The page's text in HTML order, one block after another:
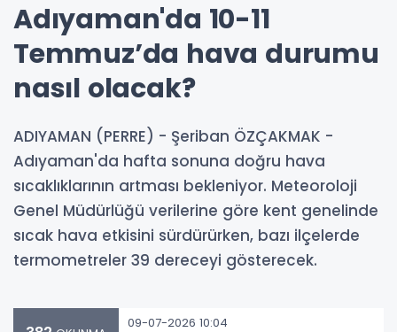
Adıyaman'da 10-11
Temmuz’da hava durumu
nasıl olacak?
ADIYAMAN (PERRE) - Şeriban ÖZÇAKMAK -
Adıyaman'da hafta sonuna doğru hava
sıcaklıklarının artması bekleniyor. Meteoroloji
Genel Müdürlüğü verilerine göre kent genelinde
sıcak hava etkisini sürdürürken, bazı ilçelerde
termometreler 39 dereceyi gösterecek.
09-07-2026 10:04